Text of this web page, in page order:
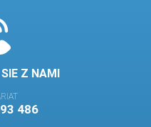
Z NAMI
486